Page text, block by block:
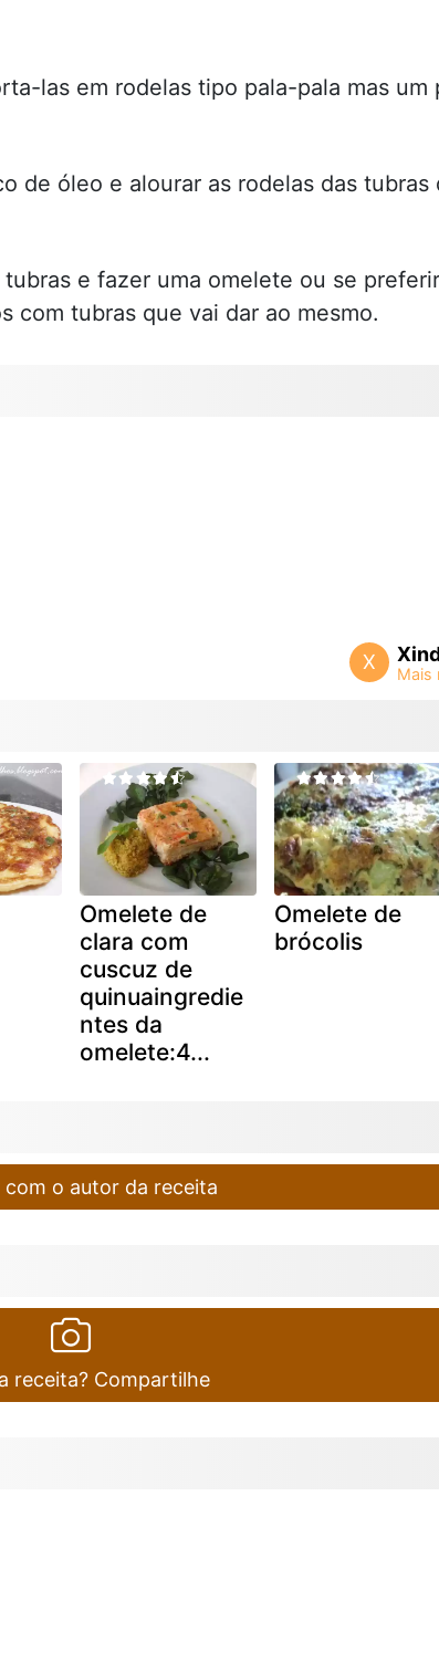
las em rodelas tipo pala-pala mas um
de óleo e alourar as rodelas das tubras
e fazer uma omelete ou se preferir
com tubras que vai dar ao mesmo.
X
Omelete de
clara com
cuscuz de
quinuaingredie
ntes da
omelete:4...
Omelete de
brócolis
com o autor da receita
receita? Compartilhe